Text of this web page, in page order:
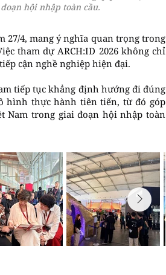
hội nhập toàn cầu.
27/4, mang ý nghĩa quan trọng trong
tham dự ARCH:ID 2026 không chỉ
cận nghề nghiệp hiện đại.
tiếp tục khẳng định hướng đi đúng
hình thực hành tiên tiến, từ đó góp
trong giai đoạn hội nhập toàn